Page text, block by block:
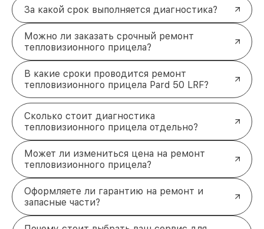
За какой срок выполняется диагностика?
Можно ли заказать срочный ремонт
тепловизионного прицела?
В какие сроки проводится ремонт
тепловизионного прицела Pard 50 LRF?
Сколько стоит диагностика
тепловизионного прицела отдельно?
Может ли измениться цена на ремонт
тепловизионного прицела?
Оформляете ли гарантию на ремонт и
запасные части?